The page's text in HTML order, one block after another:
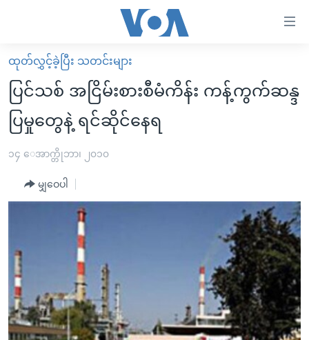
လွယ်ကူ
စေ
သည့်
Link
များ
အကြောင်းအရာ
ကြည့်
ပင်မ
အ
ညွန်း
မူလစာမျက်နှာ
မြန်မာ
ကမ္ဘာ့သတင်းများ
နိုင်ငံတကာ
အစ္စရေး-ပါလက်စတိုင်း
ရပ်ဝန်းတခု လမ်းတခု အလွန်
အင်္ဂလိပ်စာလေ့လာမယ်
အမေရိကန်သုံးအီဒီယံ
မကြေးမုံရဲ့ အင်္ဂလိပ်စာ
ရုပ်ရှင်ထဲက အင်္ဂလိပ်စာ
သုတပဒေသာ အင်္ဂလိပ်စာ
အပတ်စဉ်ကဏ္ဍများ
တီဗွီ
ရေဒီယိုနှင့်ရုပ်သံ အချက်အလက်များ
ရေဒီယို/တီဗွီအစီအစဉ်
Learning English
ထုတ်လွှင့်ခဲ့ပြီး သတင်းများ
ပြင်သစ် အငြိမ်းစားစီမံကိန်း ကန့်ကွက်ဆန္ဒ
ပြမှုတွေနဲ့ ရင်ဆိုင်နေရ
၁၄ ေအာက္တိုဘာ၊ ၂၀၁၀
မျှဝေပါ